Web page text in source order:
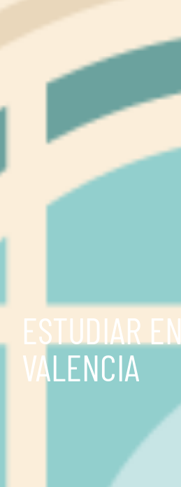
ESTUDIAR EN
VALENCIA